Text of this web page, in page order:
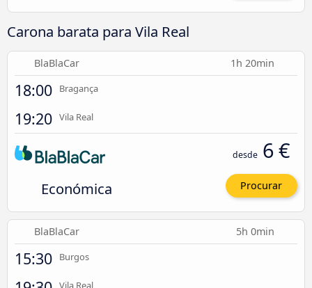
Carona barata para Vila Real
BlaBlaCar 1h 20min
18:00 Bragança
19:20 Vila Real
Económica
desde 6 €
Procurar
BlaBlaCar 5h 0min
15:30 Burgos
Vila Real